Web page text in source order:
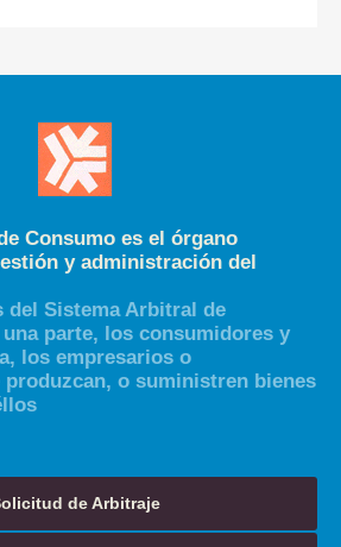
Consumo es el órgano
y administración del
del Sistema Arbitral de
parte, los consumidores y
los empresarios o
o suministren bienes
de Arbitraje